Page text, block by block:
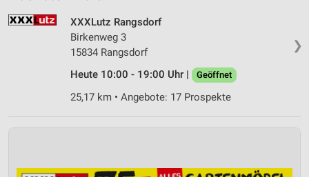
❯
XXXLutz Rangsdorf
Birkenweg 3
15834 Rangsdorf
Heute 10:00 - 19:00 Uhr |
Geöffnet
25,17 km • Angebote: 17 Prospekte